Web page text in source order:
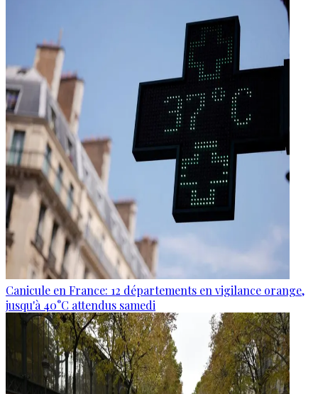
Canicule en France: 12 départements en vigilance orange,
jusqu'à 40°C attendus samedi